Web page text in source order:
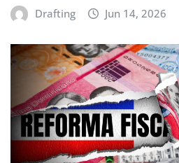
Drafting Jun 14, 2026